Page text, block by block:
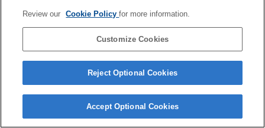
Review our Cookie Policyfor more information.
Customize Cookies
Reject Optional Cookies
Accept Optional Cookies